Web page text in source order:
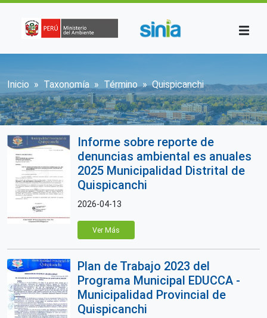
Sobrescribir enlaces de ayuda a la
Inicio Taxonomía Término Quispicanchi
Informe sobre reporte de
denuncias ambiental es anuales
2025 Municipalidad Distrital de
Quispicanchi
2026-04-13
Ver Más
Plan de Trabajo 2023 del
Programa Municipal EDUCCA -
Municipalidad Provincial de
Quispicanchi